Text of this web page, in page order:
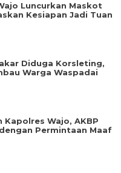
Luncurkan Maskot
Kesiapan Jadi Tuan
Diduga Korsleting,
Warga Waspadai
Wajo, AKBP
Permintaan Maaf